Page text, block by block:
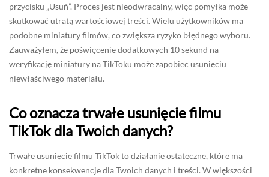
przycisku „Usuń”. Proces jest nieodwracalny, więc pomyłka może
skutkować utratą wartościowej treści. Wielu użytkowników ma
podobne miniatury filmów, co zwiększa ryzyko błędnego wyboru.
Zauważyłem, że poświęcenie dodatkowych 10 sekund na
weryfikację miniatury na TikToku może zapobiec usunięciu
niewłaściwego materiału.
Co oznacza trwałe usunięcie filmu
TikTok dla Twoich danych?
Trwałe usunięcie filmu TikTok to działanie ostateczne, które ma
konkretne konsekwencje dla Twoich danych i treści. W większości